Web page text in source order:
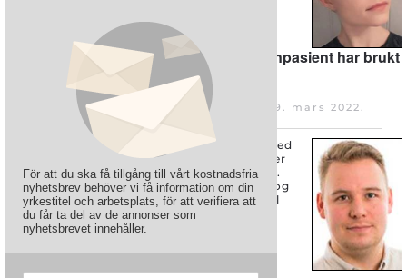
Ny studie: Hver tiende norske parkinsonpasient har brukt
Skrevet av Marit Aaby Vebenstad den 19. mars 2022.
Publisert iParkinsons .
Omtrent 11 prosent av voksne nordmenn med
Parkinsons sykdom svarer at de bruker, eller
har brukt, cannabis for å lindre symptomer.
Effekter på motoriske plager, søvnkvalitet og
smerte oppgis som de viktigste årsakene til
cannabisbruken.
För att du ska få tillgång till vårt kostnadsfria
nyhetsbrev behöver vi få information om din
yrkestitel och arbetsplats, för att verifiera att
du får ta del av de annonser som
nyhetsbrevet innehåller.